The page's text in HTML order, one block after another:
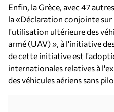
Enfin, la Grèce, avec 47
la «Déclaration conjointe
l'utilisation ultérieure des
armé (UAV) », à l'initiative
de cette initiative est
internationales relatives à
des véhicules aériens sans